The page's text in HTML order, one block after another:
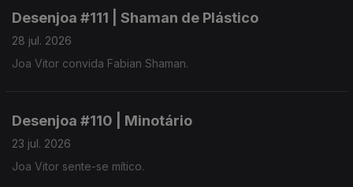
Desenjoa #111 | Shaman de Plástico
28 jul. 2026
Joa Vitor convida Fabian Shaman.
Desenjoa #110 | Minotário
23 jul. 2026
Joa Vitor sente-se mítico.